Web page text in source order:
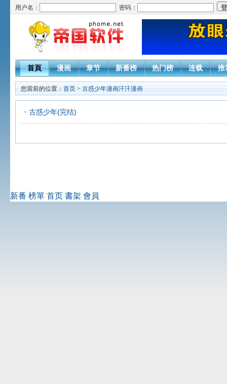
用户名： 密码：
首頁 漫画 章节 新番榜 热门榜 连载 推
您當前的位置： 首页 > 古惑少年漫画汗汗漫画
古惑少年(完结)
新番 榜單 首页 書架 會員